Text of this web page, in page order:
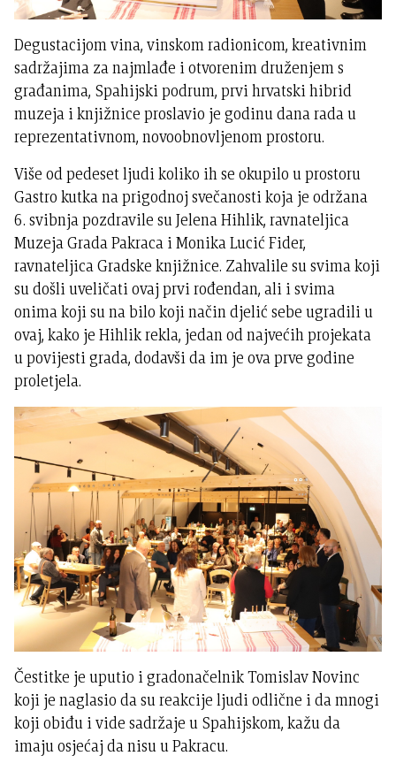
Degustacijom vina, vinskom radionicom, kreativnim
sadržajima za najmlađe i otvorenim druženjem s
građanima, Spahijski podrum, prvi hrvatski hibrid
muzeja i knjižnice proslavio je godinu dana rada u
reprezentativnom, novoobnovljenom prostoru.
Više od pedeset ljudi koliko ih se okupilo u prostoru
Gastro kutka na prigodnoj svečanosti koja je održana
6. svibnja pozdravile su Jelena Hihlik, ravnateljica
Muzeja Grada Pakraca i Monika Lucić Fider,
ravnateljica Gradske knjižnice. Zahvalile su svima koji
su došli uveličati ovaj prvi rođendan, ali i svima
onima koji su na bilo koji način djelić sebe ugradili u
ovaj, kako je Hihlik rekla, jedan od najvećih projekata
u povijesti grada, dodavši da im je ova prve godine
proletjela.
Čestitke je uputio i gradonačelnik Tomislav Novinc
koji je naglasio da su reakcije ljudi odlične i da mnogi
koji obiđu i vide sadržaje u Spahijskom, kažu da
imaju osjećaj da nisu u Pakracu.